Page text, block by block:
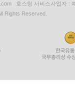
호스팅 서비스사업자 :
Rights Reserved.